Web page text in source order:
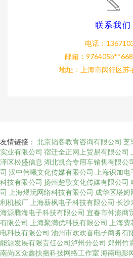
联系我们
电话：
邮箱：976405b**
地址：上海市闵行区苏
友情链接： 北京韬客教育咨询有限公司 芝
实业有限公司 宿迁全正网上贸易有限公司
泽区松盛信息 湖北凯合专用车销售有限公
司 汉中伟曦文化传媒有限公司 上海识加
科技有限公司 扬州楚歌文化传媒有限公司
司
上海煜玩网络科技有限公司 成华区塔姆
利机械厂 上海薪枫电子科技有限公司 长沙
海源腾海电子科技有限公司 宜春市仲澎商
有限公司
上海聚满优科技有限公司 上海
电科技有限公司 池州市欢欢喜电子商务有
能源发展有限责任公司泸州分公司 郑州竹
南岗区众鑫扶摇科技网络工作室 海南电影